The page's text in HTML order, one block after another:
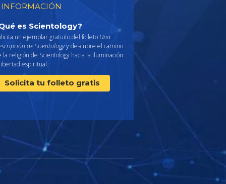
es Scientology?
un ejemplar gratuito del folleto Una
de Scientologyy descubre el camino
la religión de Scientology hacia la iluminación
espiritual.
Solicita tu folleto gratis